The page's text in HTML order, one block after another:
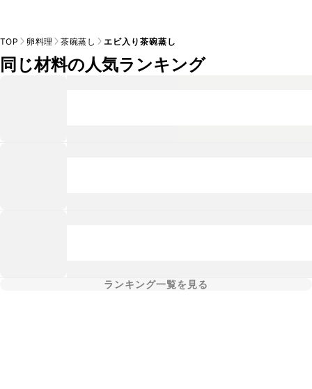
TOP 卵料理 茶碗蒸し エビ入り茶碗蒸し
同じ材料の人気ランキング
ランキング一覧を見る